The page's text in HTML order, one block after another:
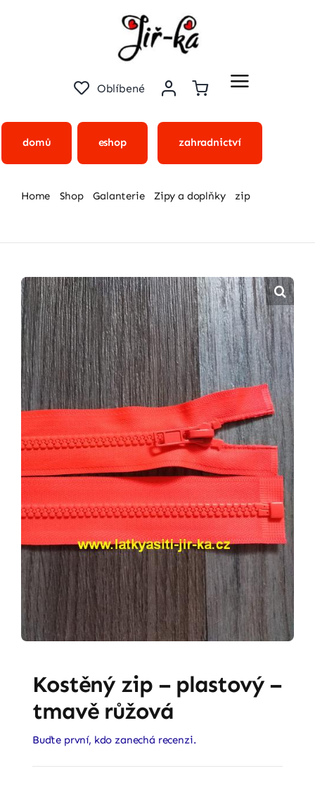
Oblíbené
domů eshop zahradnictví
Home Shop Galanterie Zipy a doplňky
zip
Kostěný zip – plastový –
tmavě růžová
Buďte první, kdo zanechá recenzi.